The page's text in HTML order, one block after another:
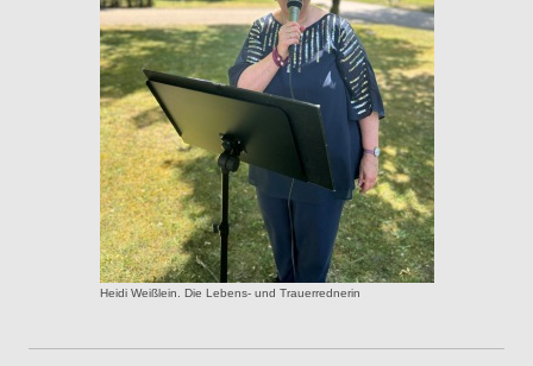
Heidi Weißlein. Die Lebens- und Trauerrednerin